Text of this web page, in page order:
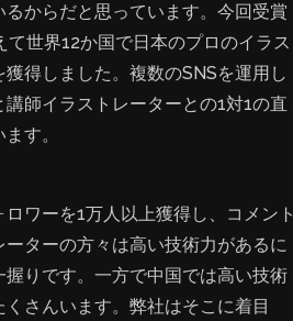
からだと思っています。今回受賞
世界12か国で日本のプロのイラス
得しました。複数のSNSを運用し
師イラストレーターとの1対1の直
す。
ワーを1万人以上獲得し、コメント
ターの方々は高い技術力があるに
りです。一方で中国では高い技術
さんいます。弊社はそこに着目